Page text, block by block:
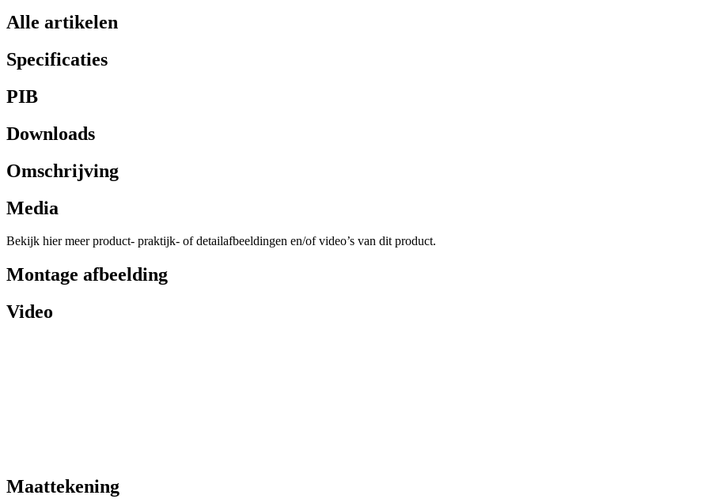
Alle artikelen
Specificaties
PIB
Downloads
Omschrijving
Media
Bekijk hier meer product- praktijk- of detailafbeeldingen en/of video’s van dit product.
Montage afbeelding
Video
Maattekening